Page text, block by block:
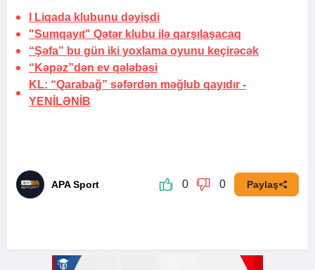
I Liqada klubunu dəyişdi
"Sumqayıt" Qətər klubu ilə qarşılaşacaq
“Şəfa” bu gün iki yoxlama oyunu keçirəcək
“Kəpəz”dən ev qələbəsi
KL: “Qarabağ” səfərdən məğlub qayıdır -
YENİLƏNİB
APA Sport 0 0 Paylaş